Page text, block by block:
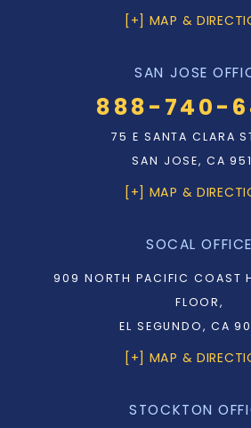
[+] MAP &
SAN JOSE
888-740-
75 E SANTA CLARA
SAN JOSE, CA
[+] MAP &
SOCAL OFFICE
909 NORTH PACIFIC COAST
FLOOR,
EL SEGUNDO, CA
[+] MAP &
STOCKTON